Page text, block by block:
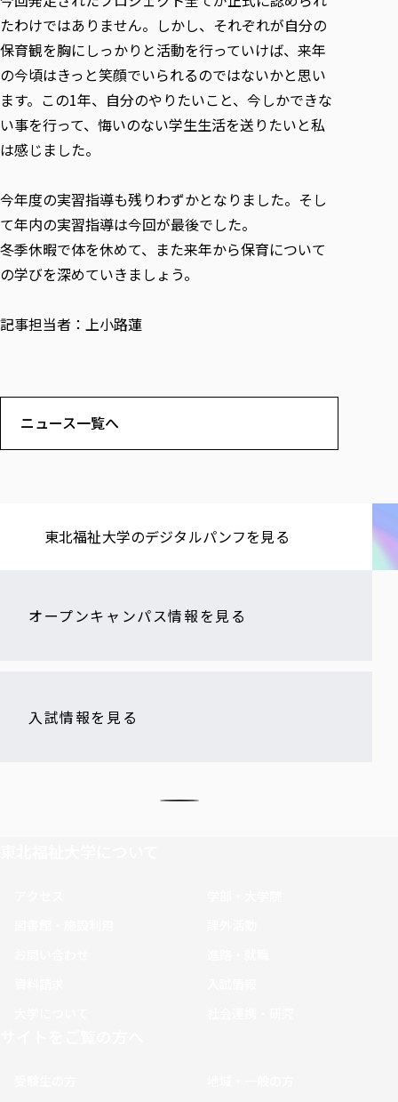
たわけではありません。しかし、それぞれが自分の
保育観を胸にしっかりと活動を行っていけば、来年
の今頃はきっと笑顔でいられるのではないかと思い
ます。この1年、自分のやりたいこと、今しかできな
い事を行って、悔いのない学生生活を送りたいと私
は感じました。
今年度の実習指導も残りわずかとなりました。そし
て年内の実習指導は今回が最後でした。
冬季休暇で体を休めて、また来年から保育について
の学びを深めていきましょう。
記事担当者：上小路蓮
ニュース一覧へ
東北福祉大学の​デジタルパンフを​見る​
オープンキャンパス情報を見る
入試情報を見る